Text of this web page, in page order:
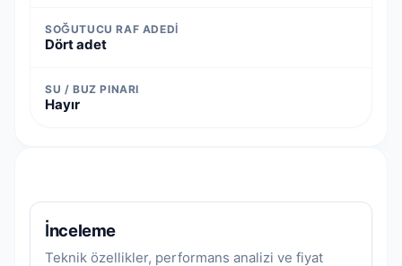
SOĞUTUCU RAF ADEDI
Dört adet
SU / BUZ PINARI
Hayır
İnceleme
Teknik özellikler, performans analizi ve fiyat